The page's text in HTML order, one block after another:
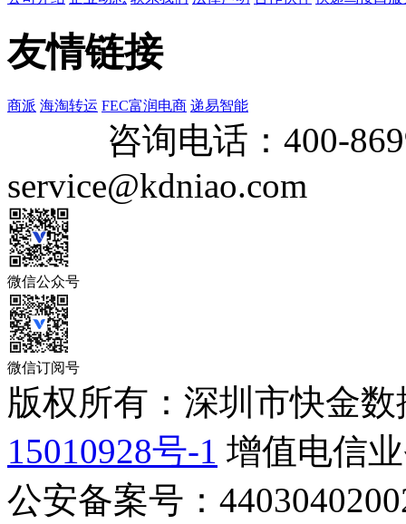
友情链接
商派 海淘转运 FEC富润电商 递易智能
咨询电话： 400-
service@kdniao.com
微信公众号
微信订阅号
版权所有：深圳市快金
15010928号-1 增值电信
公安备案号：